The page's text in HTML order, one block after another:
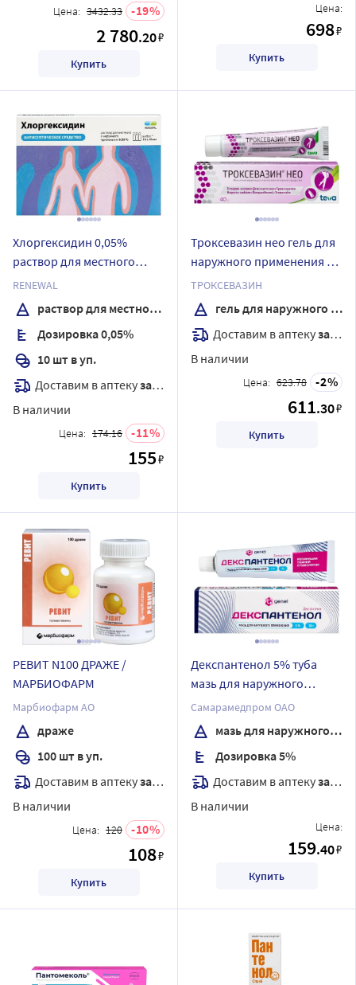
Цена: 3432.33 19
2 780.20₽
Купить
Цена:
698₽
Купить
Хлоргексидин 0,05%
раствор для местного
применения 10 мл тюбик-
капельница 10 шт.
RENEWAL
раствор для местного применения
Дозировка 0,05%
10 шт в уп.
Доставим в аптекузавтра
В наличии
Цена: 174.16 11
155₽
Купить
Троксевазин нео гель для
наружного применения 40
гр
ТРОКСЕВАЗИН
гель для наружного применения
Доставим в аптекузавтра
В наличии
Цена: 623.78 2
611.30₽
Купить
РЕВИТ N100 ДРАЖЕ /
МАРБИОФАРМ
Марбиофарм АО
драже
100 шт в уп.
Доставим в аптекузавтра
В наличии
Цена: 120 10
108₽
Купить
Декспантенол 5% туба
мазь для наружного
применения 30 гр
Самарамедпром ОАО
мазь для наружного применения
Дозировка 5%
Доставим в аптекузавтра
В наличии
Цена:
159.40₽
Купить